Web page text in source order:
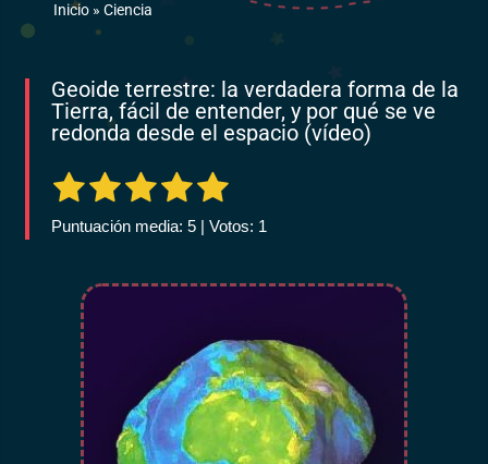
Inicio »Ciencia
Geoide terrestre: la verdadera forma de la
Tierra, fácil de entender, y por qué se ve
redonda desde el espacio (vídeo)
Puntuación media: 5 | Votos: 1